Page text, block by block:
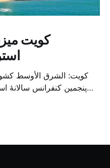
کویت
کویت: الشرق الأوسط
پنجمین کنفرانس سالانهٔ
متخصص از شرکت‌های